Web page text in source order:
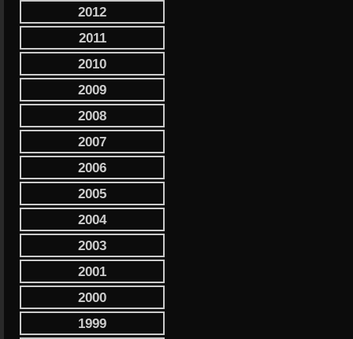
2012
2011
2010
2009
2008
2007
2006
2005
2004
2003
2001
2000
1999